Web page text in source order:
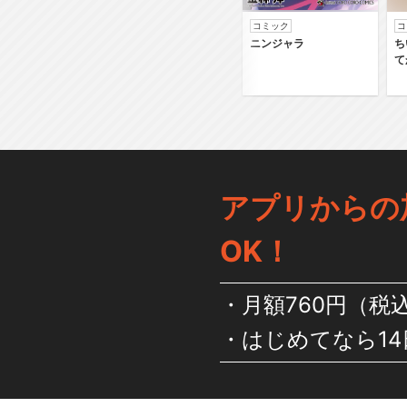
コミック
ニンジャラ
アプリから
OK！
月額760円（税
はじめてなら14